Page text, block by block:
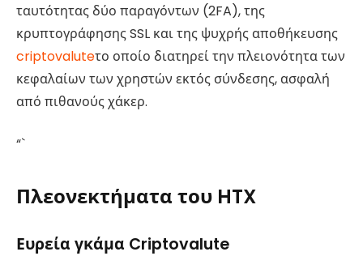
ταυτότητας δύο παραγόντων (2FA), της
κρυπτογράφησης SSL και της ψυχρής αποθήκευσης
criptovaluteτο οποίο διατηρεί την πλειονότητα των
κεφαλαίων των χρηστών εκτός σύνδεσης, ασφαλή
από πιθανούς χάκερ.
“`
Πλεονεκτήματα του HTX
Ευρεία γκάμα Criptovalute